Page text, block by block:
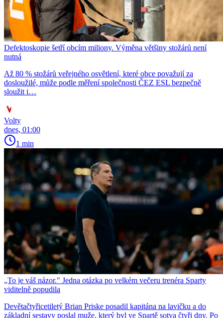
Defektoskopie šetří obcím miliony. Výměna většiny stožárů není
nutná
Až 80 % stožárů veřejného osvětlení, které obce považují za
dosloužilé, může podle měření společnosti ČEZ ESL bezpečně
sloužit i…
Volty
dnes, 01:00
1 min
„To je váš názor." Jedna otázka po velkém večeru trenéra Sparty
viditelně popudila
Devětačtyřicetiletý Brian Priske posadil kapitána na lavičku a do
základní sestavy poslal muže, který byl ve Spartě sotva čtyři dny. Po